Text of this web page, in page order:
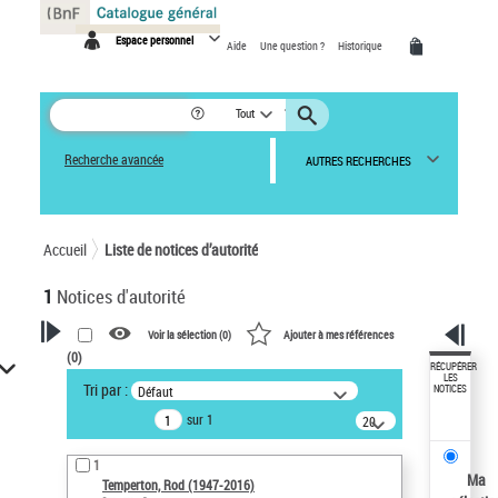
Espace personnel Aide Une question ? Historique
Tout
Recherche avancée AUTRES RECHERCHES
Accueil Liste de notices d’autorité
1 Notices d'autorité
VOTRE RECHERCHE
Recherche avancée dans les
notices d’autorité
Œuvres liées à l'auteur :
Temperton, Rod (1947-2016)
Voir la sélection (0) Ajouter à mes références
(0)
Tri par : Défaut
sur 1
20
résultats/page
1
Temperton, Rod (1947-2016)
RÉCUPÉRER
LES
NOTICES
Ma
Panneau de gestion des cookies